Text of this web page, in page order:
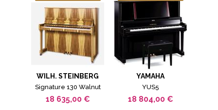
WILH. STEINBERG
Signature 130 Walnut
18 635,00 €
YAMAHA
YUS5
18 804,00 €